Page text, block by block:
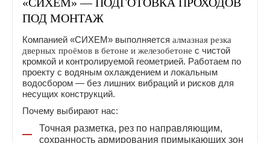
ПОД МОНТАЖ
Компанией «СИХЕМ» выполняется алмазная резка
дверных проёмов в бетоне и железобетоне с чистой
кромкой и контролируемой геометрией. Работаем по
проекту с водяным охлаждением и локальным
водосбором — без лишних вибраций и рисков для
несущих конструкций.
Почему выбирают нас:
Точная разметка, рез по направляющим,
сохранность армирования примыкающих зон